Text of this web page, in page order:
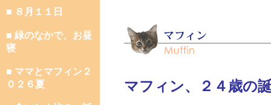
■ ８月１１日
■ 緑のなかで、お昼
寝
■ ママとマフィン２
０２６夏
マフィン、２４歳の